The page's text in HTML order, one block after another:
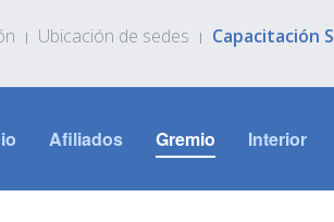
Ubicación de sedes Capacitación
Afiliados Gremio Interior